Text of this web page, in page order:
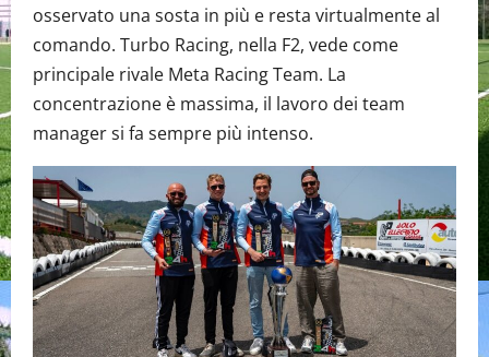
osservato una sosta in più e resta virtualmente al
comando. Turbo Racing, nella F2, vede come
principale rivale Meta Racing Team. La
concentrazione è massima, il lavoro dei team
manager si fa sempre più intenso.